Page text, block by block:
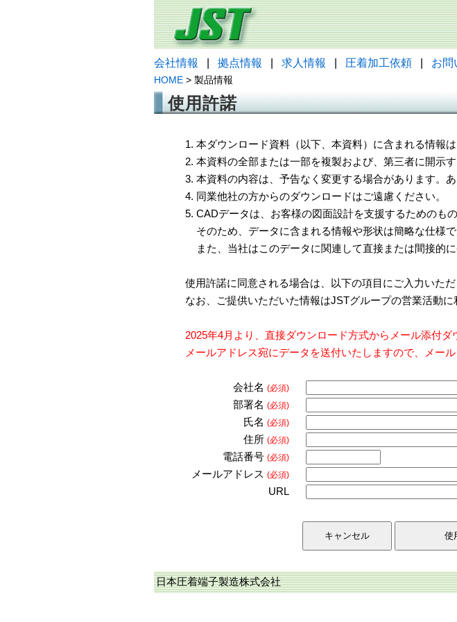
会社情報 拠点情報 求人情報 圧着加工依頼 お問
HOME > 製品情報
使用許諾
1. 本ダウンロード資料（以下、本資料）に含まれる情報
2. 本資料の全部または一部を複製および、第三者に開示
3. 本資料の内容は、予告なく変更する場合があります。
4. 同業他社の方からのダウンロードはご遠慮ください。
5. CADデータは、お客様の図面設計を支援するためのもの
そのため、データに含まれる情報や形状は簡略な仕様
また、当社はこのデータに関連して直接または間接的
使用許諾に同意される場合は、以下の項目にご入力いた
なお、ご提供いただいた情報はJSTグループの営業活動に
2025年4月より、直接ダウンロード方式からメール添付
メールアドレス宛にデータを送付いたしますので、メー
会社名 (必須)
部署名 (必須)
氏名 (必須)
住所 (必須)
電話番号 (必須)
メールアドレス (必須)
URL
日本圧着端子製造株式会社